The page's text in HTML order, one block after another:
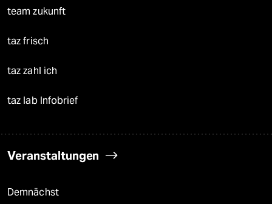
team zukunft
taz frisch
taz zahl ich
taz lab Infobrief
Veranstaltungen
Demnächst